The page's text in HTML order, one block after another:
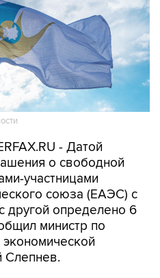
- Датой
о свободной
участницами
союза (ЕАЭС) с
другой определено 6
министр по
Слепнев.